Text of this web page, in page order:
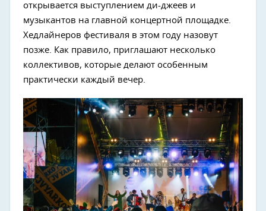
открывается выступлением ди-джеев и
музыкантов на главной концертной площадке.
Хедлайнеров фестиваля в этом году назовут
позже. Как правило, приглашают несколько
коллективов, которые делают особенным
практически каждый вечер.